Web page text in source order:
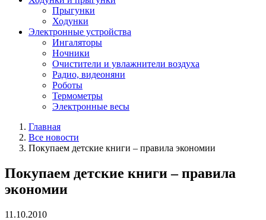
Прыгунки
Ходунки
Электронные устройства
Ингаляторы
Ночники
Очистители и увлажнители воздуха
Радио, видеоняни
Роботы
Термометры
Электронные весы
Главная
Все новости
Покупаем детские книги – правила экономии
Покупаем детские книги – правила
экономии
11.10.2010